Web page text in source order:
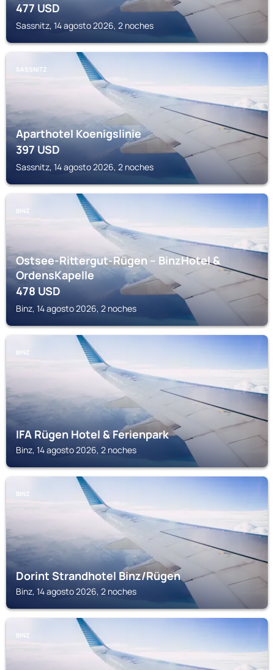
477USD
Sassnitz, 14 agosto 2026, 2 noches
SASSNITZ
Aparthotel Koenigslinie
397USD
Sassnitz, 14 agosto 2026, 2 noches
BINZ
Ostsee-Rittergut-Rügen – BinzHotel &
OrdensKapelle
478USD
Binz, 14 agosto 2026, 2 noches
BINZ
IFA Rügen Hotel & Ferienpark
Binz, 14 agosto 2026, 2 noches
BINZ
Dorint Strandhotel Binz/Rügen
Binz, 14 agosto 2026, 2 noches
BINZ